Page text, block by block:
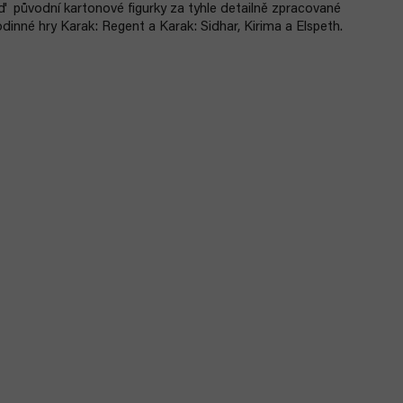
původní kartonové figurky za tyhle detailně zpracované
hry Karak: Regent a Karak: Sidhar, Kirima a Elspeth.